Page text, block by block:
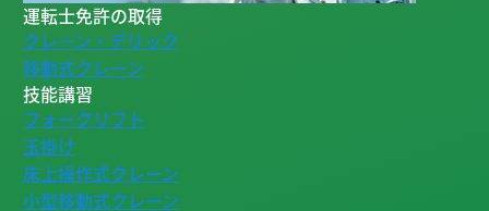
運転士免許の取得
クレーン・デリック
移動式クレーン
技能講習
フォークリフト
玉掛け
床上操作式クレーン
小型移動式クレーン